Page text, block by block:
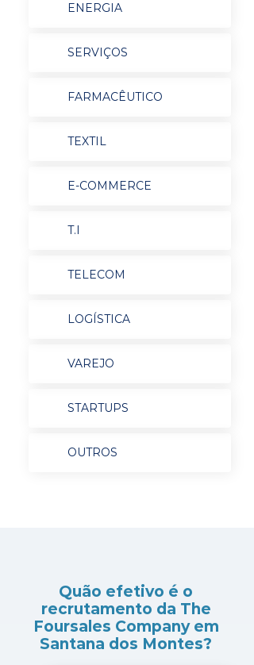
ENERGIA
SERVIÇOS
FARMACÊUTICO
TEXTIL
E-COMMERCE
T.I
TELECOM
LOGÍSTICA
VAREJO
STARTUPS
OUTROS
Quão efetivo é o
recrutamento da The
Foursales Company em
Santana dos Montes?